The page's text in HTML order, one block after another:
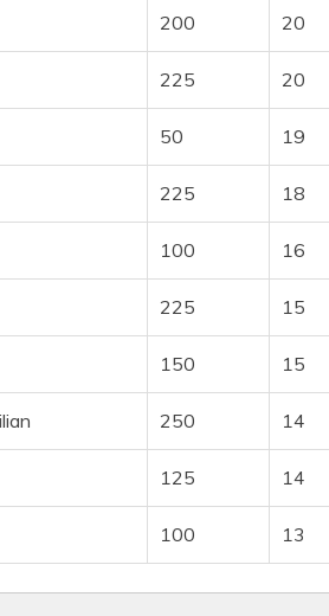
200 20
225 20
50 19
225 18
100 16
225 15
150 15
250 14
125 14
100 13